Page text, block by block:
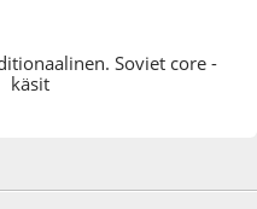
Soviet core -
käsit